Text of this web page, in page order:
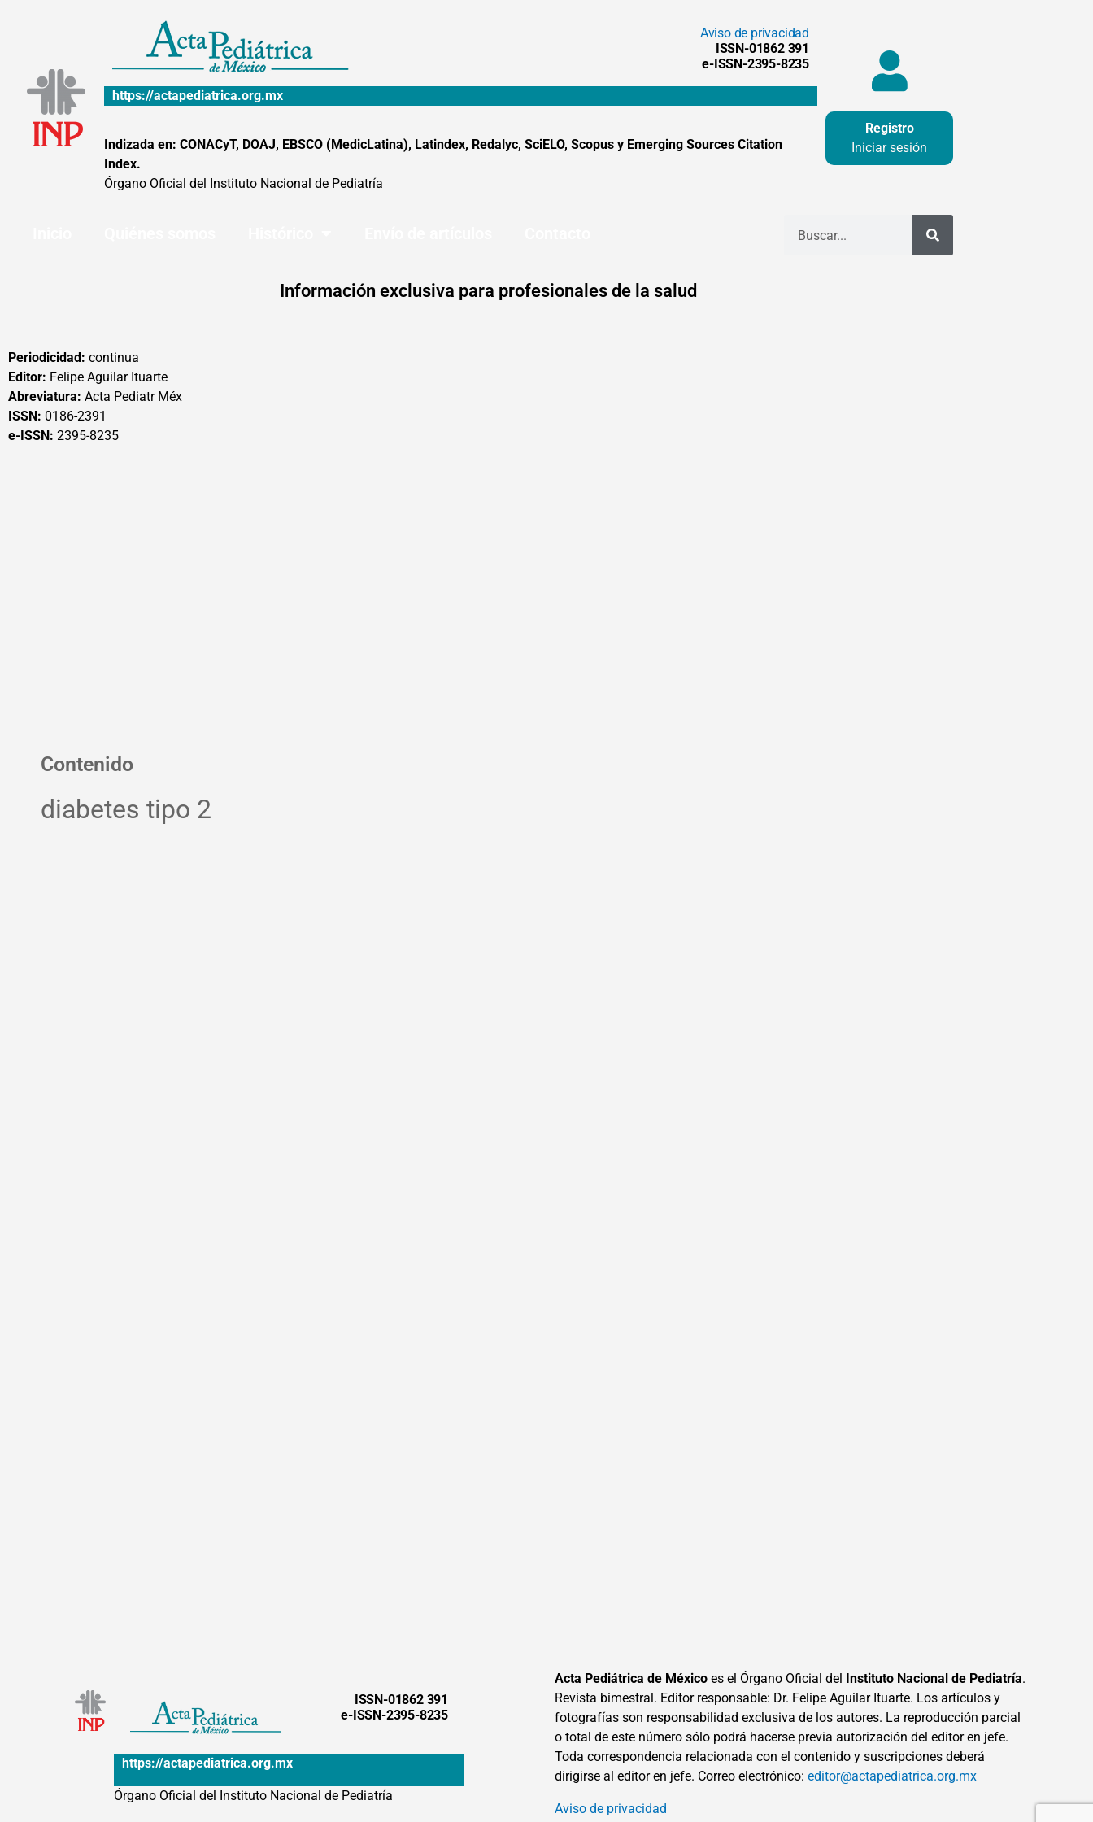
Aviso de privacidad
ISSN-01862 391
e-ISSN-2395-8235
https://actapediatrica.org.mx
Indizada en: CONACyT, DOAJ, EBSCO (MedicLatina), Latindex, Redalyc, SciELO, Scopus y Emerging Sources Citation
Index.
Órgano Oficial del Instituto Nacional de Pediatría
Registro
Iniciar sesión
Información exclusiva para profesionales de la salud
Periodicidad: continua
Editor: Felipe Aguilar Ituarte
Abreviatura: Acta Pediatr Méx
ISSN: 0186-2391
e-ISSN: 2395-8235
Contenido
diabetes tipo 2
ISSN-01862 391
e-ISSN-2395-8235
https://actapediatrica.org.mx
Órgano Oficial del Instituto Nacional de Pediatría
Acta Pediátrica de México es el Órgano Oficial del Instituto Nacional de Pediatría.
Revista bimestral. Editor responsable: Dr. Felipe Aguilar Ituarte. Los artículos y
fotografías son responsabilidad exclusiva de los autores. La reproducción parcial
o total de este número sólo podrá hacerse previa autorización del editor en jefe.
Toda correspondencia relacionada con el contenido y suscripciones deberá
dirigirse al editor en jefe. Correo electrónico: editor@actapediatrica.org.mx
Aviso de privacidad